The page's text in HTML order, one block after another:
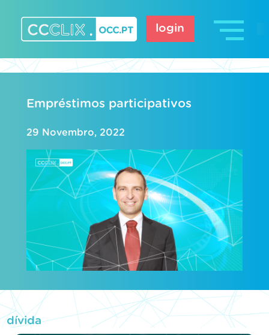
content
login
Empréstimos participativos
29 Novembro, 2022
dívida